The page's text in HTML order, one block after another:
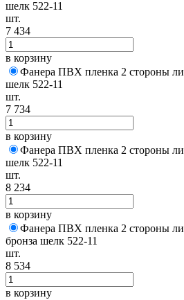
шелк 522-11
шт.
7 434
в корзину
Фанера ПВХ пленка 2 стороны
шелк 522-11
шт.
7 734
в корзину
Фанера ПВХ пленка 2 стороны
шелк 522-11
шт.
8 234
в корзину
Фанера ПВХ пленка 2 стороны
бронза шелк 522-11
шт.
8 534
в корзину